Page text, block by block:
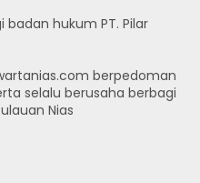
hukum PT. Pilar
berpedoman
selalu berusaha berbagi
Nias